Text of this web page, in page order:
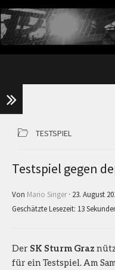
TESTSPIEL
Testspiel gegen
Von Mario Singer· 23. August
Geschätzte Lesezeit: 13
Der SK Sturm Graz
für ein Testspiel. Am